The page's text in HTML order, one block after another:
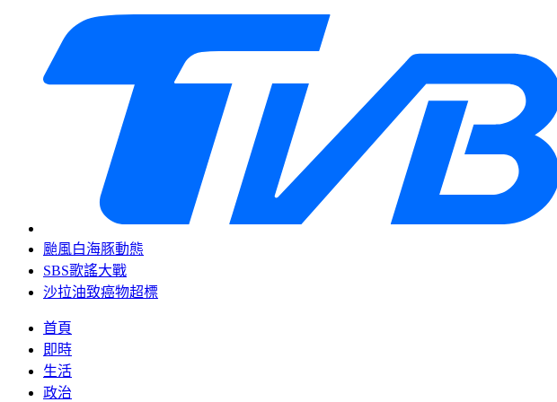
颱風白海豚動態
SBS歌謠大戰
沙拉油致癌物超標
首頁
即時
生活
政治